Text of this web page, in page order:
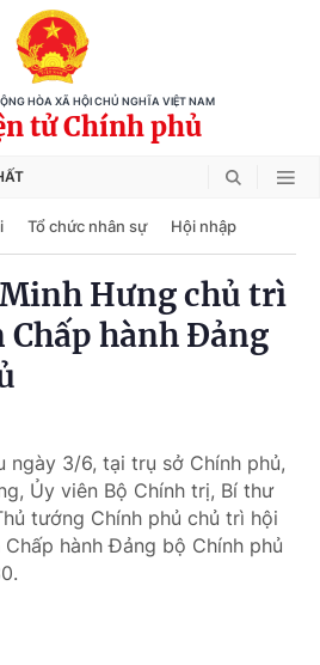
HÒA XÃ HỘI CHỦ NGHĨA VIỆT NAM
tử Chính phủ
Tổ chức nhân sự Hội nhập
Hưng chủ trì
Chấp hành Đảng
ngày 3/6, tại trụ sở Chính phủ,
Ủy viên Bộ Chính trị, Bí thư
tướng Chính phủ chủ trì hội
hành Đảng bộ Chính phủ